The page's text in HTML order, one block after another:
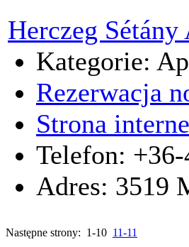
Herczeg Sétány
Kategorie:
Rezerwacja
Strona
Telefon:
Adres: 3519
Następne strony: 1-10 11-11